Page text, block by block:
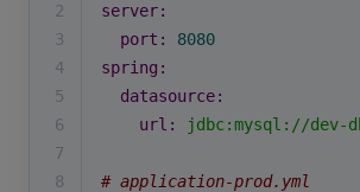
2
server:
3
port:
8080
4
spring:
5
datasource:
6
url:
jdbc:mysql://dev-
7
8
# application-prod.yml